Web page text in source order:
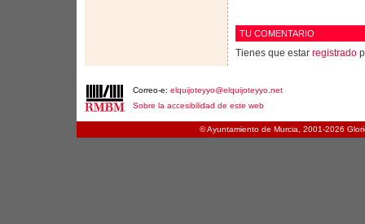
TU COMENTARIO
Tienes que estar registrado
Correo-e: elquijoteyyo@elquijoteyyo.net
Sobre la accesibilidad de este web
© Ayuntamiento de Murcia, 2001-2026